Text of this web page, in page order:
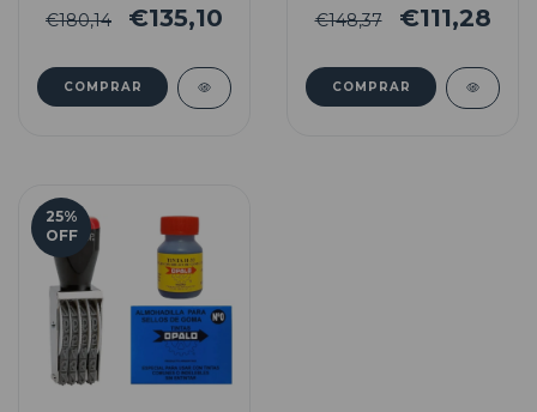
Tinta indeleble H33
€180,14 €135,10
Tinta indeleble H33
€148,37 €111,28
25%
OFF